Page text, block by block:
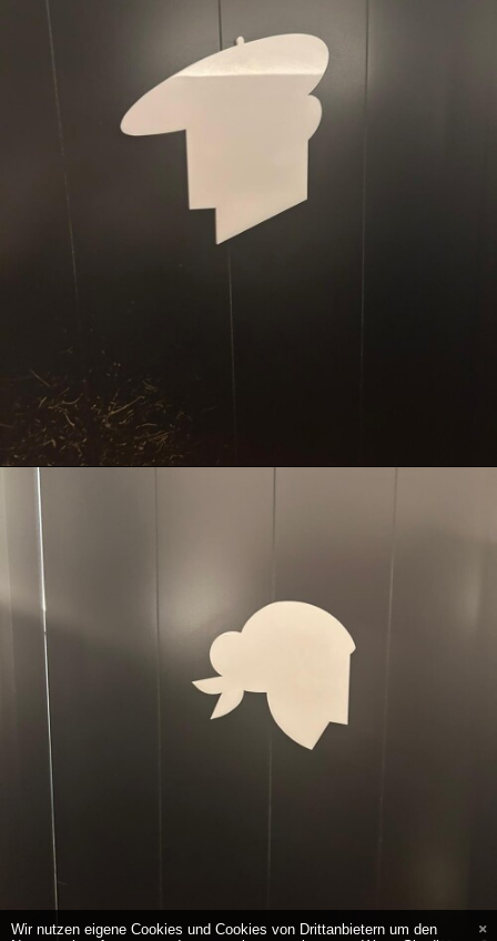
Wir nutzen eigene Cookies und Cookies von Drittanbietern um den